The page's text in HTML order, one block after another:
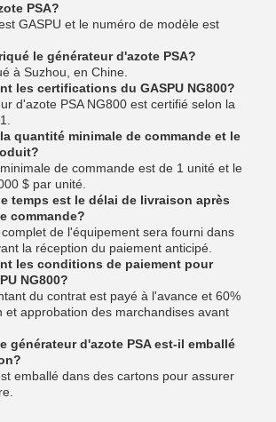
PSA?
GASPU et le numéro de modèle est
le générateur d'azote PSA?
à Suzhou, en Chine.
les certifications du GASPU NG800?
d'azote PSA NG800 est certifié selon la
quantité minimale de commande et le
de commande est de 1 unité et le
$ par unité.
temps est le délai de livraison après
commande?
de l'équipement sera fourni dans
la réception du paiement anticipé.
les conditions de paiement pour
NG800?
du contrat est payé à l'avance et 60%
et approbation des marchandises avant
générateur d'azote PSA est-il emballé
emballé dans des cartons pour assurer